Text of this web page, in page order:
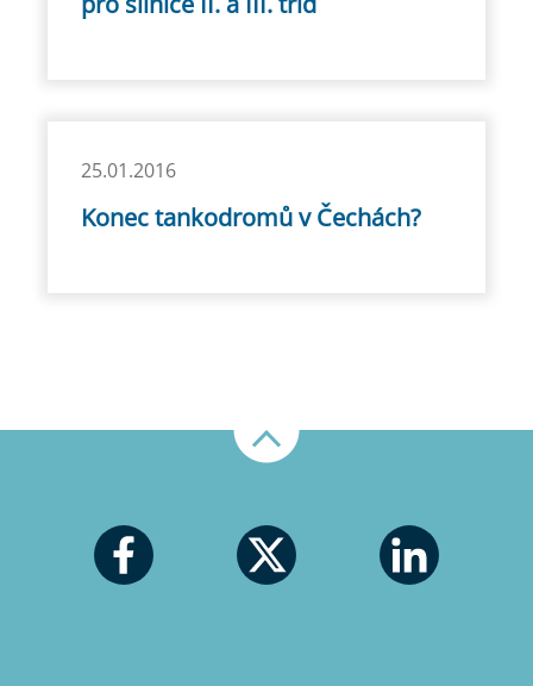
25.01.2016
Konec tankodromů v Čechách?